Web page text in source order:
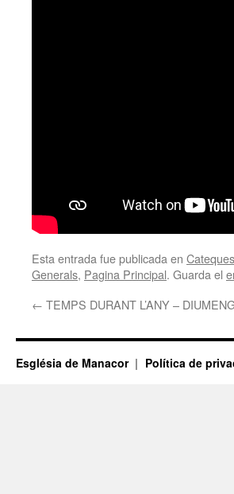
Esta entrada fue publicada en
Generals, Pagina Principal. Guarda el
← TEMPS DURANT L’ANY –
Església de Manacor Política de